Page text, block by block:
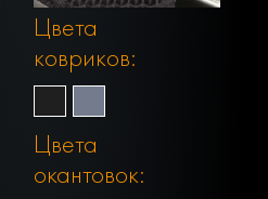
Цвета
ковриков:
Цвета
окантовок: